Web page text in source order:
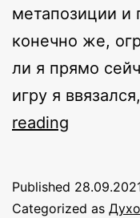
метапозиции и
конечно же,
ли я прямо
игру я
reading
его
Published
Categorized as